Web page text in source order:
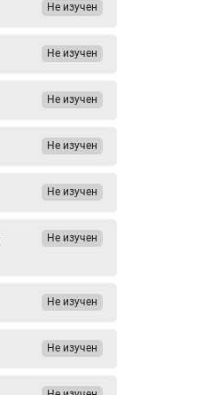
Не изучен
Не изучен
Не изучен
Не изучен
Не изучен
Не изучен
Не изучен
Не изучен